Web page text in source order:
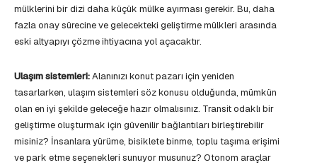
mülklerini bir dizi daha küçük mülke ayırması gerekir. Bu, daha
fazla onay sürecine ve gelecekteki geliştirme mülkleri arasında
eski altyapıyı çözme ihtiyacına yol açacaktır.
Ulaşım sistemleri:Alanınızı konut pazarı için yeniden
tasarlarken, ulaşım sistemleri söz konusu olduğunda, mümkün
olan en iyi şekilde geleceğe hazır olmalısınız. Transit odaklı bir
geliştirme oluşturmak için güvenilir bağlantıları birleştirebilir
misiniz? İnsanlara yürüme, bisiklete binme, toplu taşıma erişimi
ve park etme seçenekleri sunuyor musunuz? Otonom araçlar